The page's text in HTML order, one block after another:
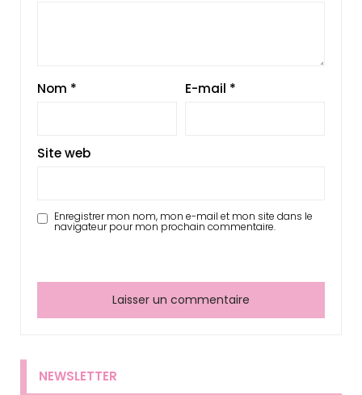
Nom * E-mail *
Site web
Enregistrer mon nom, mon e-mail et mon site dans le
navigateur pour mon prochain commentaire.
NEWSLETTER